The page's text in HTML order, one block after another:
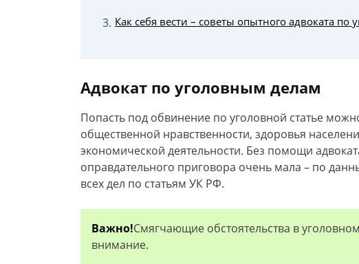
Как себя вести – советы опытного адвоката по
Адвокат по уголовным делам
Попасть под обвинение по уголовной статье
общественной нравственности, здоровья
экономической деятельности. Без помощи
оправдательного приговора очень мала – по
всех дел по статьям УК РФ.
Важно!Смягчающие обстоятельства в
внимание.